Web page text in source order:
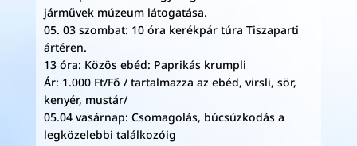
járművek múzeum látogatása.
05. 03 szombat: 10 óra kerékpár túra Tiszaparti
ártéren.
13 óra: Közös ebéd: Paprikás krumpli
Ár: 1.000 Ft/Fő / tartalmazza az ebéd, virsli, sör,
kenyér, mustár/
05.04 vasárnap: Csomagolás, búcsúzkodás a
legközelebbi találkozóig